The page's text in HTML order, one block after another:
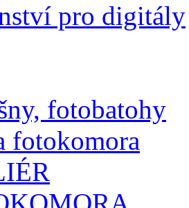
pro digitály
fotobatohy
fotokomora